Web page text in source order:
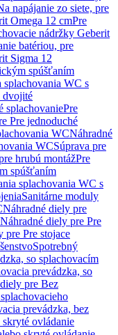
napájanie zo siete, pre
Omega 12 cmPre
nádržky Geberit
batériou, pre
Sigma 12
spúšťaním
WC s
dvojité
splachovaniePre
Pre jednoduché
WCNáhradné
WCSúprava pre
hrubú montážPre
spúšťaním
splachovania WC s
Sanitárne moduly
Náhradné diely pre
Náhradné diely pre Pre
pre Pre stojace
Spotrebný
so splachovacím
prevádzka, so
pre Bez
prevádzka, bez
ovládanie